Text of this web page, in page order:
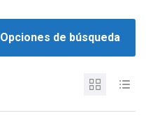
Opciones de búsqueda